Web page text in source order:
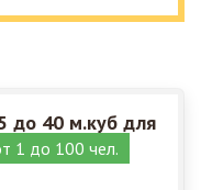
до 40 м.куб для
1 до 100 чел.